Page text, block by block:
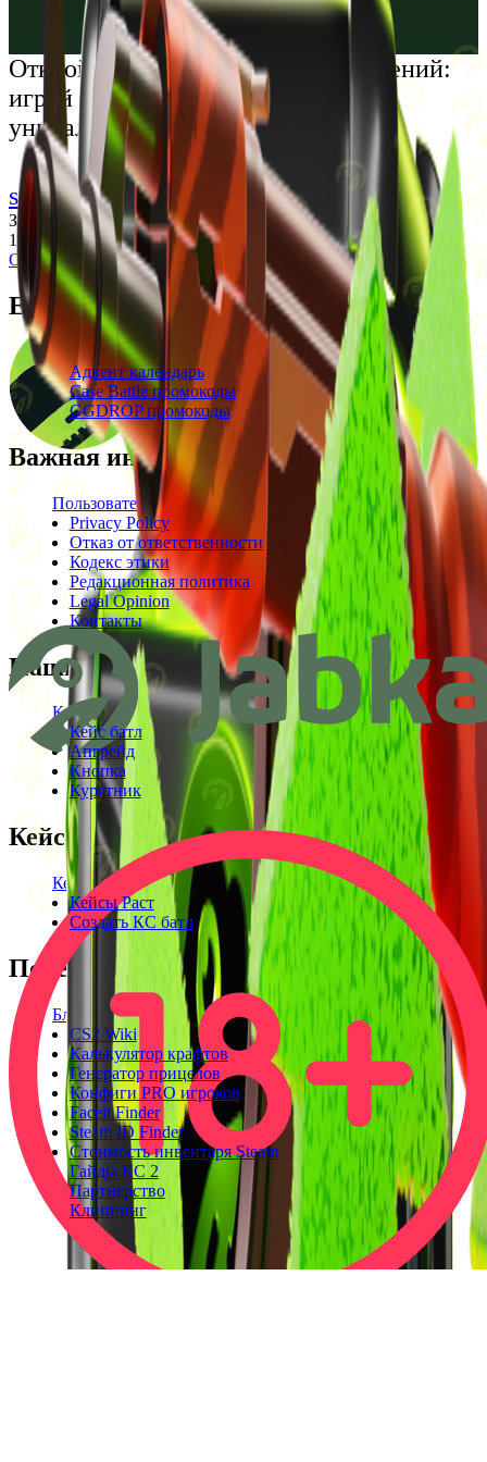
Українська
Открой мир премиальных развлечений:
играй честно и наслаждайся
уникальными впечатлениями
support@cs-wiki.org
Заходя на этот сайт, вы подтверждаете, что вам исполнилось
18 лет. Проблемы с азартными играми?
Обратится за помощью
Ежедневные бонусы
Свежие промокоды
Адвент календарь
Case Battle промокоды
GGDROP промокоды
Важная информация
Пользовательское соглашение
Privacy Policy
Отказ от ответственности
Кодекс этики
Редакционная политика
Legal Opinion
Контакты
Наши режимы
Кейсы
Кейс батл
Апгрейд
Кнопка
Курятник
Кейсы
Кейсы КС2
Кейсы Раст
Создать КС батл
Полезное
Блог
CS2 Wiki
Калькулятор крафтов
Генератор прицелов
Конфиги PRO игроков
Faceit Finder
Steam ID Finder
Стоимость инвентаря Steam
Гайды КС 2
Партнерство
Клиппинг